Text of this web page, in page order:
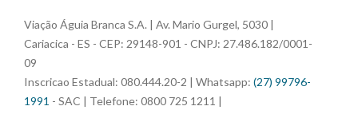
Viação Águia Branca S.A. | Av. Mario Gurgel, 5030 |
Cariacica - ES - CEP: 29148-901 - CNPJ: 27.486.182/0001-
09
Inscricao Estadual: 080.444.20-2 | Whatsapp: (27) 99796-
1991 - SAC | Telefone: 0800 725 1211 |